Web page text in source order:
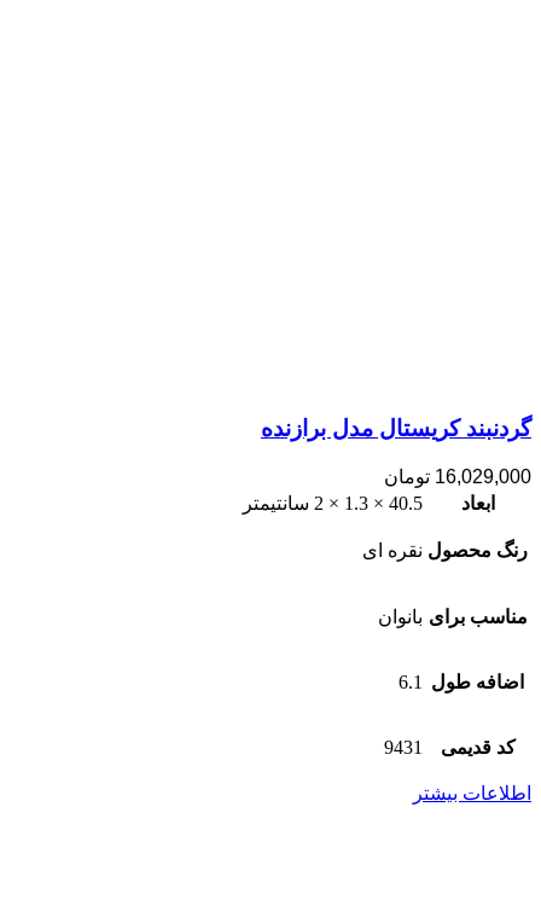
گردنبند کریستال مدل برازنده
16,029,000 تومان
ابعاد
40.5 × 1.3 × 2 سانتیمتر
رنگ محصول نقره ای
مناسب برای بانوان
اضافه طول 6.1
کد قدیمی 9431
اطلاعات بیشتر